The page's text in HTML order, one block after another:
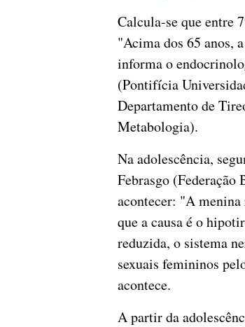
Calcula-se que entre
"Acima dos 65 anos,
informa o
(Pontifícia
Departamento de
Metabologia).
Na adolescência,
Febrasgo
acontecer: "A menina
que a causa é o
reduzida, o sistema
sexuais femininos
acontece.
A partir da